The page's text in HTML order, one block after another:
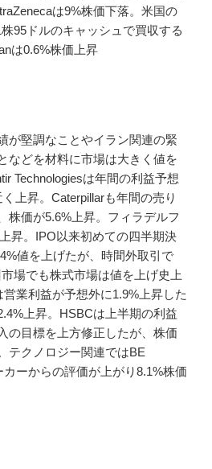
は9%株価下落。米国の
95ドルのキャッシュで買収する
は0.6%株価上昇
が堅調なことやイラン関連の緊
などを材料に市場は大きく値を
Technologiesは年間の利益予想
上昇。Caterpillarも年間の売り
株価が5.6%上昇。フィラデルフ
昇。IPO以来初めての四半期決
値を上げたが、時間外取引で
場でも株式市場は値を上げ史上
業利益が予想外に1.9%上昇した
上昇。HSBCは上半期の利益
の目標を上方修正したが、株価
テクノロジー関連ではBE
ーからの評価が上がり8.1%株価